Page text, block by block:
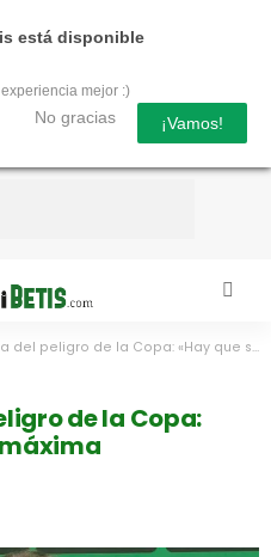
está disponible
mejor :)
No gracias ¡Vamos!
de la Copa: «Hay que salir con la máxima concentración»
de la Copa: